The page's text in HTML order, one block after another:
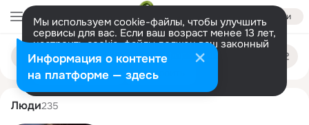
Войти
Мы используем cookie-файлы, чтобы улучшить
сервисы для вас. Если ваш возраст менее 13 лет,
настроить cookie-файлы должен ваш законный
представитель. Больше информации
Разрешить все Настроить
Поиск
людям
olesya tikhomirova
Люди235
Информация о контенте
на платформе — здесь